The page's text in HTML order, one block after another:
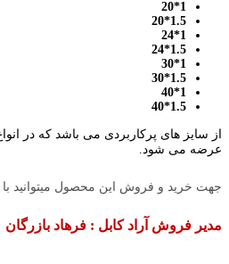
1*20
1.5*20
1*24
1.5*24
1*30
1.5*30
1*40
1.5*40
از سایز های پرکاربردی می باشد که در
عرضه می شود.
جهت خرید و فروش این محصول میتوانید با
مدیر فروش آراد کابل : فرهاد بازرگان